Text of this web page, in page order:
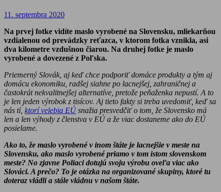
11. septembra 2020
Na prvej fotke vidíte maslo vyrobené na Slovensku, mliekarňou
vzdialenou od prevádzky reťazca, v ktorom fotka vznikla, asi
dva kilometre vzdušnou čiarou. Na druhej fotke je maslo
vyrobené a dovezené z Poľska.
Priemerný Slovák, aj keď chce podporiť domáce produkty a tým aj
domácu ekonomiku, radšej siahne po lacnejšej, zahraničnej a
častokrát nekvalitnejšej alternatíve, pretože peňaženka nepustí. A to
je len jeden výrobok z tisícov. Aj tieto fakty si treba uvedomiť, keď sa
nás tí, ktorí velebia EÚsnažia presvedčiť o tom, že Slovensko má
len a len výhody z členstva v EÚ a že viac dostaneme ako do EÚ
posielame.
Ako to, že maslo vyrobené v inom štáte je lacnejšie v meste na
Slovensku, ako maslo vyrobené priamo v tom istom slovenskom
meste? No zjavne Poliaci dotujú svoju výrobu oveľa viac ako
Slováci. A prečo? To je otázka na organizované skupiny, ktoré tu
doteraz vládli a stále vládnu v našom štáte.